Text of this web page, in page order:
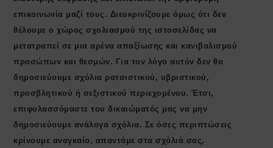
επικοινωνία μαζί τους. Διευκρινίζουμε όμως ότι δεν
θέλουμε ο χώρος σχολιασμού της ιστοσελίδας να
μετατραπεί σε μια αρένα απαξίωσης και κανιβαλισμού
προσώπων και θεσμών. Για τον λόγο αυτόν δεν θα
δημοσιεύουμε σχόλια ρατσιστικού, υβριστικού,
προσβλητικού ή σεξιστικού περιεχομένου. Έτσι,
επιφυλασσόμαστε του δικαιώματός μας να μην
δημοσιεύουμε ανάλογα σχόλια. Σε όσες περιπτώσεις
κρίνουμε αναγκαίο, απαντάμε στα σχόλιά σας,